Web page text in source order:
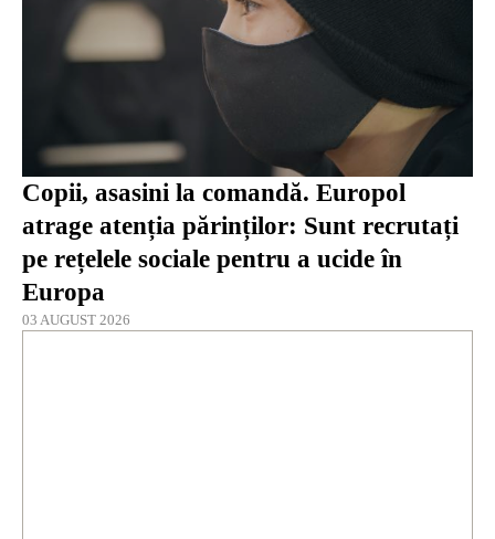
Copii, asasini la comandă. Europol
atrage atenția părinților: Sunt recrutați
pe rețelele sociale pentru a ucide în
Europa
03 AUGUST 2026